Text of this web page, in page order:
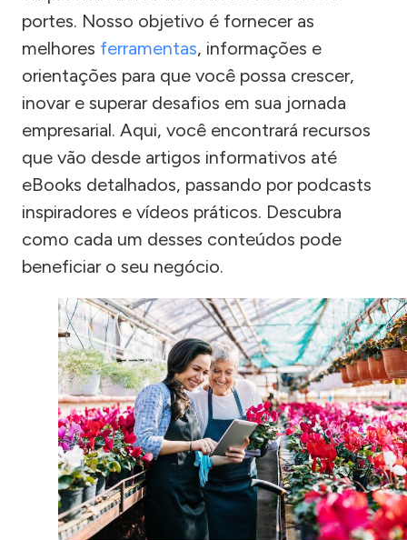
portes. Nosso objetivo é fornecer as
melhores ferramentas, informações e
orientações para que você possa crescer,
inovar e superar desafios em sua jornada
empresarial. Aqui, você encontrará recursos
que vão desde artigos informativos até
eBooks detalhados, passando por podcasts
inspiradores e vídeos práticos. Descubra
como cada um desses conteúdos pode
beneficiar o seu negócio.